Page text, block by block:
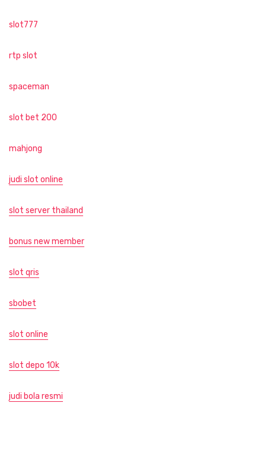
slot777
rtp slot
spaceman
slot bet 200
mahjong
judi slot online
slot server thailand
bonus new member
slot qris
sbobet
slot online
slot depo 10k
judi bola resmi